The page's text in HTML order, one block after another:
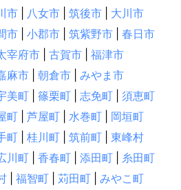
町 柳川市 広川町
大川市
八女市 小郡市
大刀洗町
筑前町 朝倉市
筑紫野市
東峰村 宇美町
福岡市 粕屋町
飯塚市
久山町 糸島市
田川市
古賀市 新宮町
宮若市
町 香春町 直方市
築上町
上毛町 行橋市
中間市
市 八女市 筑後市
大川市
市 小郡市 筑紫野市
春日市
宰府市 古賀市
福津市
麻市 朝倉市
みやま市
美町 篠栗町 志免町
須恵町
町 芦屋町 水巻町
岡垣町
町 桂川町 筑前町
東峰村
川町 香春町 添田町
糸田町
福智町 苅田町
みやこ町